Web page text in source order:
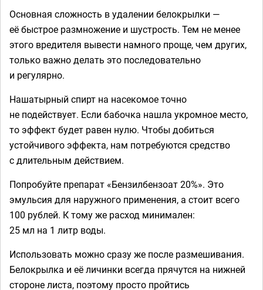
Основная сложность в удалении белокрылки —
её быстрое размножение и шустрость. Тем не менее
этого вредителя вывести намного проще, чем других,
только важно делать это последовательно
и регулярно.
Нашатырный спирт на насекомое точно
не подействует. Если бабочка нашла укромное место,
то эффект будет равен нулю. Чтобы добиться
устойчивого эффекта, нам потребуются средство
с длительным действием.
Попробуйте препарат «Бензилбензоат 20%». Это
эмульсия для наружного применения, а стоит всего
100 рублей. К тому же расход минимален:
25 мл на 1 литр воды.
Использовать можно сразу же после размешивания.
Белокрылка и её личинки всегда прячутся на нижней
стороне листа, поэтому просто пройтись